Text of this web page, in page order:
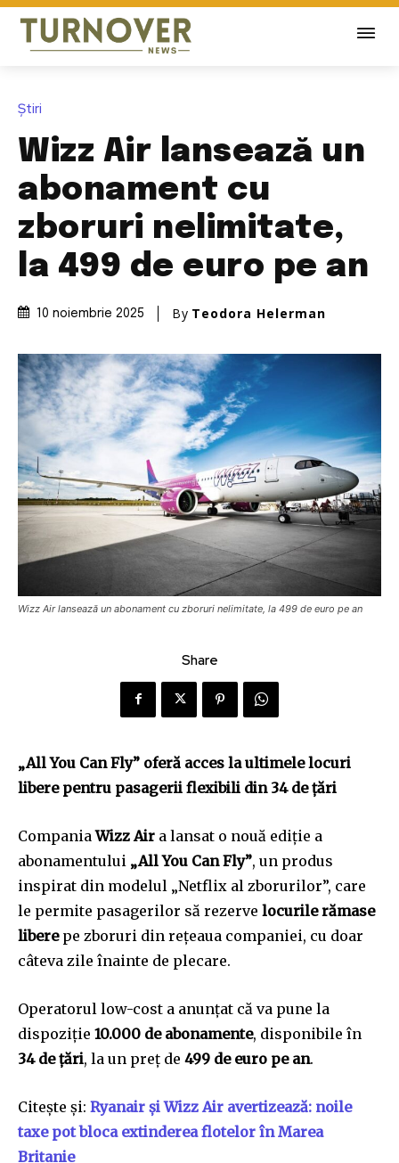
Știri
Wizz Air lansează un
abonament cu
zboruri nelimitate,
la 499 de euro pe an
10 noiembrie 2025 By Teodora Helerman
Wizz Air lansează un abonament cu zboruri nelimitate, la 499 de euro pe an
Share
„All You Can Fly” oferă acces la ultimele locuri
libere pentru pasagerii flexibili din 34 de țări
CompaniaWizz Air a lansat o nouă ediție a
abonamentului „All You Can Fly”, un produs
inspirat din modelul „Netflix al zborurilor”, care
le permite pasagerilor să rezerve locurile rămase
liberepe zboruri din rețeaua companiei, cu doar
câteva zile înainte de plecare.
Operatorul low-cost a anunțat că va pune la
dispoziție 10.000 de abonamente, disponibile în
34 de țări, la un preț de 499 de euro pe an.
Citește și: Ryanair și Wizz Air avertizează: noile
taxe pot bloca extinderea flotelor în Marea
Britanie